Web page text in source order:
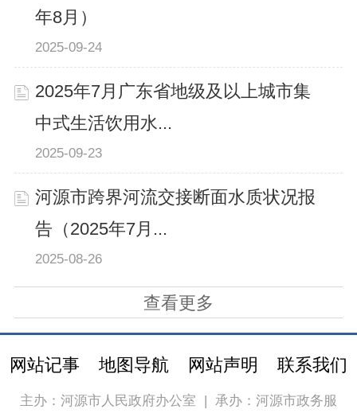
年8月）
2025-09-24
2025年7月广东省地级及以上城市集
中式生活饮用水...
2025-09-23
河源市跨界河流交接断面水质状况报
告（2025年7月...
2025-08-26
查看更多
网站记事 地图导航 网站声明 联系我们
主办：河源市人民政府办公室 承办：河源市政务服